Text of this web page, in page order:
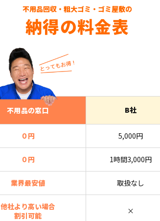
不用品回収・粗大ゴミ・ゴミ屋敷の
納得の料金表
不用品の窓口 B社
０円 5,000円
０円 1時間3,000円
業界最安値 取扱なし
他社より高い場合
割引可能
×